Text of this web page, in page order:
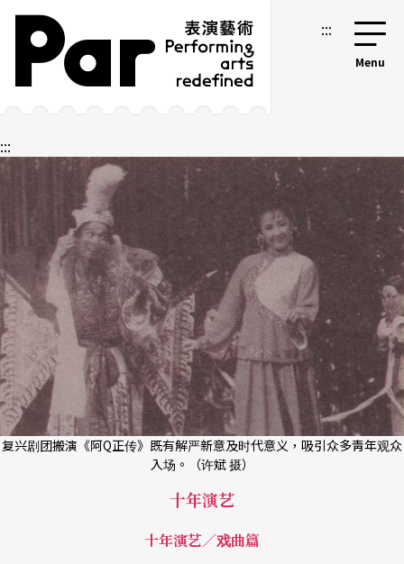
跳到主要内容区块
网站导览 :::
:::
复兴剧团搬演《阿Q正传》既有解严新意及时代意义，吸引众多靑年观众
入场。（许斌 摄）
十年演艺
十年演艺／戏曲篇